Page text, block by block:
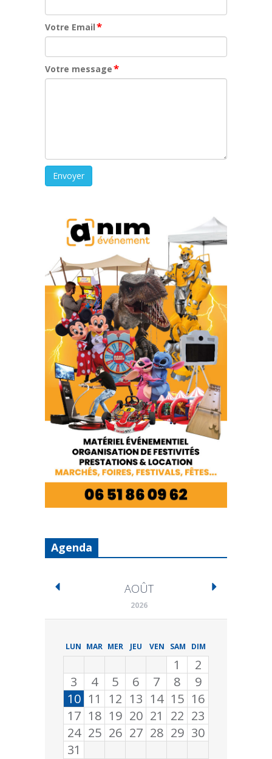
Votre Email*
Votre message*
Agenda
AOÛT
2026
LUN MAR MER JEU VEN SAM DIM
1
2
3
4 5 6 7 8
9
10 11 12 13 14 15 16
17 18 19 20 21 22 23
24 25 26 27 28 29 30
31